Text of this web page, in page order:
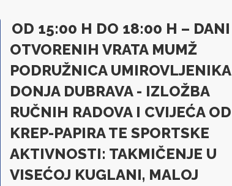
OD 15:00 H DO 18:00 H – DANI
OTVORENIH VRATA MUMŽ
PODRUŽNICA UMIROVLJENIKA
DONJA DUBRAVA - IZLOŽBA
RUČNIH RADOVA I CVIJEĆA OD
KREP-PAPIRA TE SPORTSKE
AKTIVNOSTI: TAKMIČENJE U
VISEĆOJ KUGLANI, MALOJ